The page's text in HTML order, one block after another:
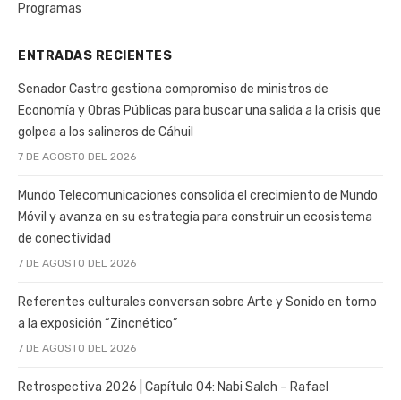
Programas
ENTRADAS RECIENTES
Senador Castro gestiona compromiso de ministros de
Economía y Obras Públicas para buscar una salida a la crisis que
golpea a los salineros de Cáhuil
7 DE AGOSTO DEL 2026
Mundo Telecomunicaciones consolida el crecimiento de Mundo
Móvil y avanza en su estrategia para construir un ecosistema
de conectividad
7 DE AGOSTO DEL 2026
Referentes culturales conversan sobre Arte y Sonido en torno
a la exposición “Zincnético”
7 DE AGOSTO DEL 2026
Retrospectiva 2026 | Capítulo 04: Nabi Saleh – Rafael